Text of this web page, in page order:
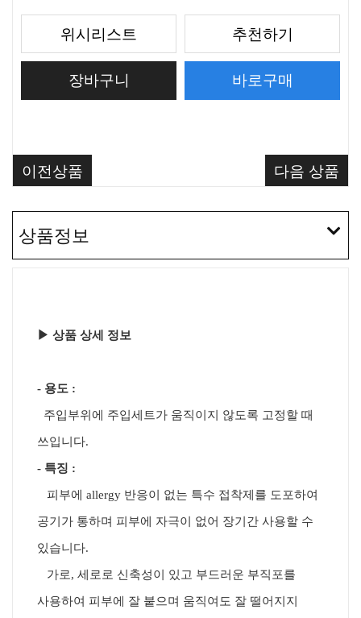
위시리스트 추천하기
이전상품 다음 상품
상품정보
▶ 상품 상세 정보
- 용도 :
주입부위에 주입세트가 움직이지 않도록 고정할 때
쓰입니다.
- 특징 :
피부에 allergy 반응이 없는 특수 접착제를 도포하여
공기가 통하며 피부에 자극이 없어 장기간 사용할 수
있습니다.
가로, 세로로 신축성이 있고 부드러운 부직포를
사용하여 피부에 잘 붙으며 움직여도 잘 떨어지지